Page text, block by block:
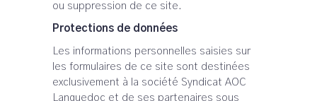
ou suppression de ce site.
Protections de données
Les informations personnelles saisies sur
les formulaires de ce site sont destinées
exclusivement à la société Syndicat AOC
Languedoc et de ses partenaires sous